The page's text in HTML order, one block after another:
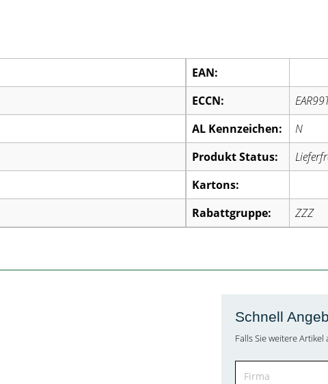
EAN:
ECCN:
AL Kennzeichen:
N
Produkt Status:
Kartons:
Rabattgruppe:
ZZZ
Schnell
Falls Sie weitere